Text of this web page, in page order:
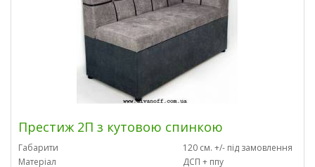
Престиж 2П з кутовою спинкою
Габарити
120 см. +/- під замовлення
Матеріал
ДСП + ппу